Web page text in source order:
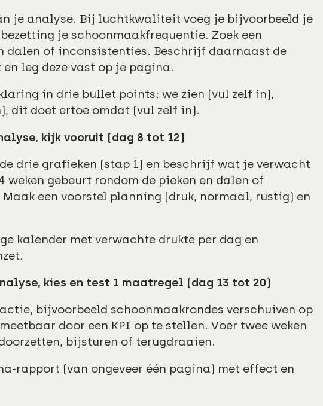
je analyse. Bij luchtkwaliteit voeg je bijvoorbeeld je
je schoonmaakfrequentie. Zoek een
dalen of inconsistenties. Beschrijf daarnaast de
leg deze vast op je pagina.
in drie bullet points: we zien (vul zelf in),
dit doet ertoe omdat (vul zelf in).
kijk vooruit (dag 8 tot 12)
drie grafieken (stap 1) en beschrijf wat je verwacht
weken gebeurt rondom de pieken en dalen of
een voorstel planning (druk, normaal, rustig) en
kalender met verwachte drukte per dag en
kies en test 1 maatregel (dag 13 tot 20)
bijvoorbeeld schoonmaakrondes verschuiven op
door een KPI op te stellen. Voer twee weken
bijsturen of terugdraaien.
rapport (van ongeveer één pagina) met effect en